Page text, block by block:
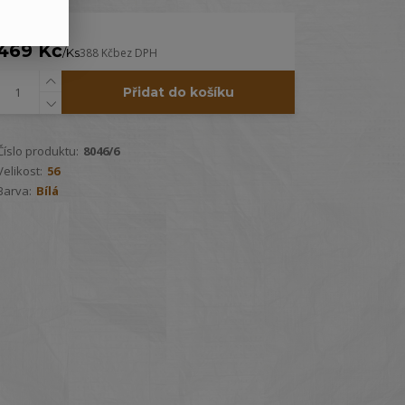
Kč/Ks388 Kčbez DPH
Přidat do košíku
produktu: 8046/6
56
Bílá